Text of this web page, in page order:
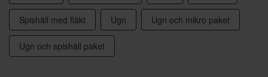
Spishäll med fläkt Ugn Ugn och mikro paket
Ugn och spishäll paket